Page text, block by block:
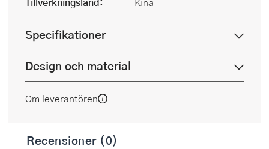
Specifikationer
Design och material
Om leverantören
Recensioner (0)